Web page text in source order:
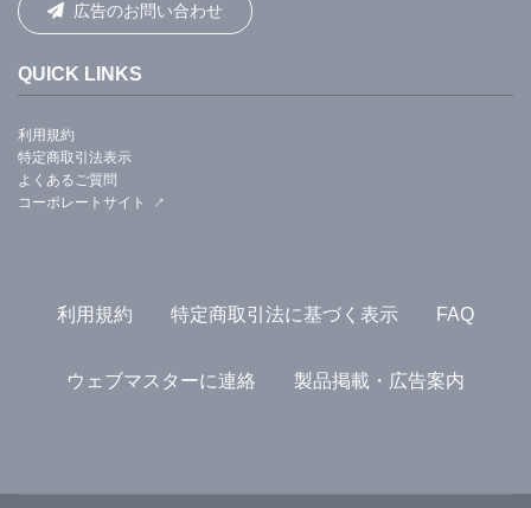
広告のお問い合わせ
QUICK LINKS
利用規約
特定商取引法表示
よくあるご質問
コーポレートサイト
利用規約 特定商取引法に基づく表示 FAQ
ウェブマスターに連絡 製品掲載・広告案内